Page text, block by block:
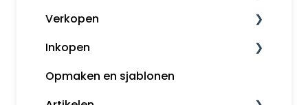
Boekhouden
Aangifte
Voorbeeldboekingen
Verkopen
Klanten
Kassa
Inkopen
Leveranciers
Opmaken en sjablonen